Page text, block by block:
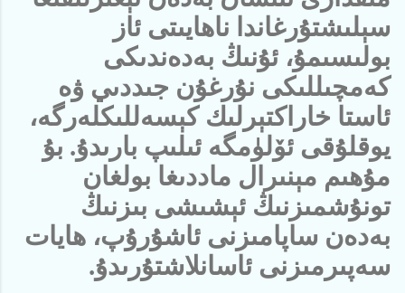
سېلىشتۇرغاندا ناھايىتى ئاز
بولىسىمۇ، ئۇنىڭ بەدەندىكى
كەمچىللىكى نۇرغۇن جىددىي ۋە
ئاستا خاراكتېرلىك كېسەللىكلەرگە،
يوقلۇقى ئۆلۈمگە ئىلىپ بارىدۇ. بۇ
مۇھىم مېنىرال ماددىغا بولغان
تونۇشمىزنىڭ ئېشىشى بىزنىڭ
بەدەن ساپامىزنى ئاشۇرۇپ، ھايات
سەپىرمىزنى ئاسانلاشتۇرىدۇ.